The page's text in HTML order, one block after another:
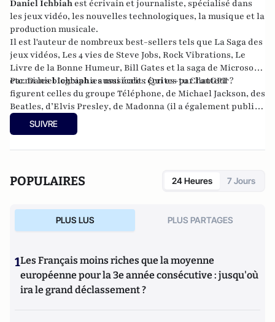
Daniel Ichbiah est écrivain et journaliste, spécialisé dans
les jeux vidéo, les nouvelles technologiques, la musique et la
production musicale.
Il est l'auteur de nombreux best-sellers tels que La Saga des
jeux vidéos, Les 4 vies de Steve Jobs, Rock Vibrations, Le
Livre de la Bonne Humeur, Bill Gates et la saga de Microsoft,
etc. Daniel Ichbiah a aussi écrit : Qui es-tu ChatGPT ?
Parmi les biographies musicales écrites par l’auteur
figurent celles du groupe Téléphone, de Michael Jackson, des
Beatles, d’Elvis Presley, de Madonna (il a également publié
Les chansons de Madonna
SUIVRE
POPULAIRES 24 Heures 7 Jours
PLUS LUS PLUS PARTAGES
1Les Français moins riches que la moyenne
européenne pour la 3e année consécutive : jusqu'où
ira le grand déclassement ?